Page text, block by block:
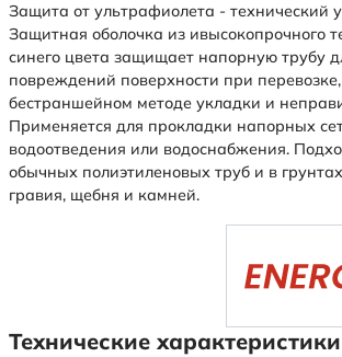
Защита от ультрафиолета - технический
Защитная оболочка из ивысокопрочного
синего цвета защищает напорную трубу
повреждений поверхности при
бестраншейном методе укладки и
Применяется для прокладки напорных
водоотведения или водоснабжения.
обычных полиэтиленовых труб и в
гравия, щебня и камней.
Технические характеристики